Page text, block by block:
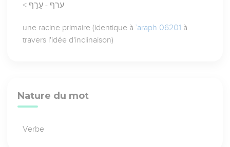
< ערף - עָרַף
une racine primaire (identique à`araph 06201 à
travers l'idée d'inclinaison)
Nature du mot
Verbe